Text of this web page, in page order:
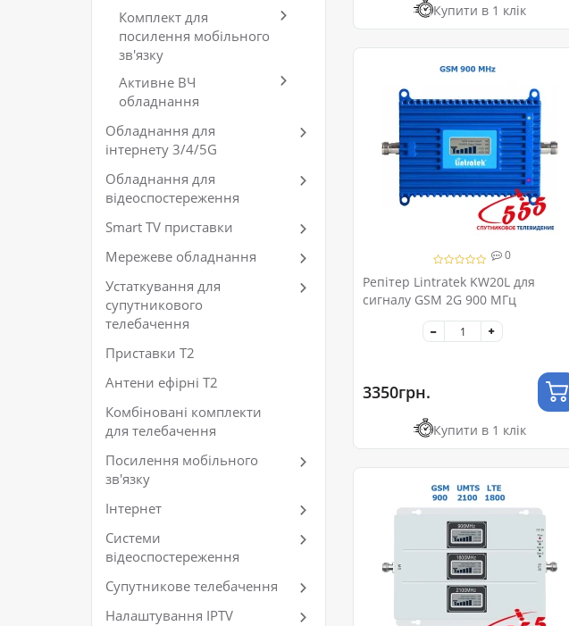
Комплект для
посилення мобільного
зв'язку
Активне ВЧ
обладнання
Обладнання для
інтернету 3/4/5G
Обладнання для
відеоспостереження
Smart TV приставки
Мережеве обладнання
Устаткування для
супутникового
телебачення
Приставки Т2
Антени ефірні Т2
Комбіновані комплекти
для телебачення
Посилення мобільного
зв'язку
Інтернет
Системи
відеоспостереження
Супутникове телебачення
Налаштування IPTV
Купити в 1 клік
0
Репітер Lintratek KW20L для
сигналу GSM 2G 900 МГц
3350грн.
Купити в 1 клік